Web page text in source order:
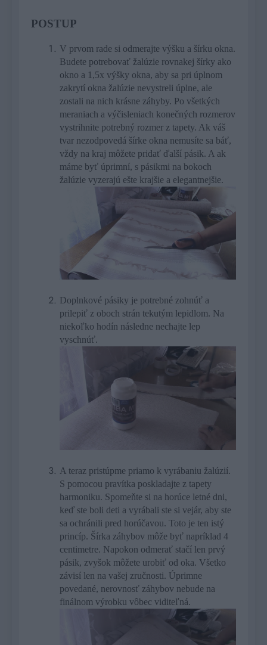
POSTUP
V prvom rade si odmerajte výšku a šírku okna.
Budete potrebovať žalúzie rovnakej šírky ako
okno a 1,5x výšky okna, aby sa pri úplnom
zakrytí okna žalúzie nevystreli úplne, ale
zostali na nich krásne záhyby. Po všetkých
meraniach a výčisleniach konečných rozmerov
vystrihnite potrebný rozmer z tapety. Ak váš
tvar nezodpovedá šírke okna nemusíte sa báť,
vždy na kraj môžete pridať ďalší pásik. A ak
máme byť úprimní, s pásikmi na bokoch
žalúzie vyzerajú ešte krajšie a elegantnejšie.
Doplnkové pásiky je potrebné zohnúť a
prilepiť z oboch strán tekutým lepidlom. Na
niekoľko hodín následne nechajte lep
vyschnúť.
A teraz pristúpme priamo k vyrábaniu žalúzií.
S pomocou pravítka poskladajte z tapety
harmoniku. Spomeňte si na horúce letné dni,
keď ste boli deti a vyrábali ste si vejár, aby ste
sa ochránili pred horúčavou. Toto je ten istý
princíp. Šírka záhybov môže byť napríklad 4
centimetre. Napokon odmerať stačí len prvý
pásik, zvyšok môžete urobiť od oka. Všetko
závisí len na vašej zručnosti. Úprimne
povedané, nerovnosť záhybov nebude na
finálnom výrobku vôbec viditeľná.